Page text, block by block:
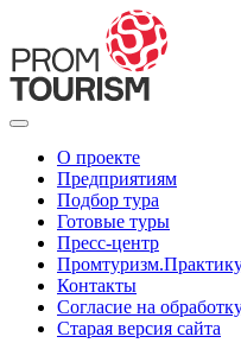
О проекте
Предприятиям
Подбор тура
Готовые туры
Пресс-центр
Контакты
Согласие на
Старая версия сайта